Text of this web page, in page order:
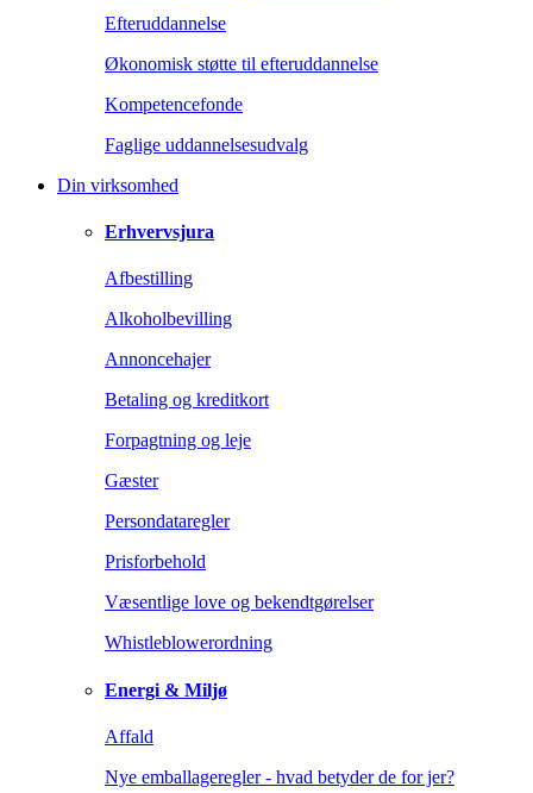
Efteruddannelse
Økonomisk støtte til efteruddannelse
Kompetencefonde
Faglige uddannelsesudvalg
Din virksomhed
Erhvervsjura
Afbestilling
Alkoholbevilling
Annoncehajer
Betaling og kreditkort
Forpagtning og leje
Gæster
Persondataregler
Prisforbehold
Væsentlige love og bekendtgørelser
Whistleblowerordning
Energi & Miljø
Affald
Nye emballageregler - hvad betyder de for jer?